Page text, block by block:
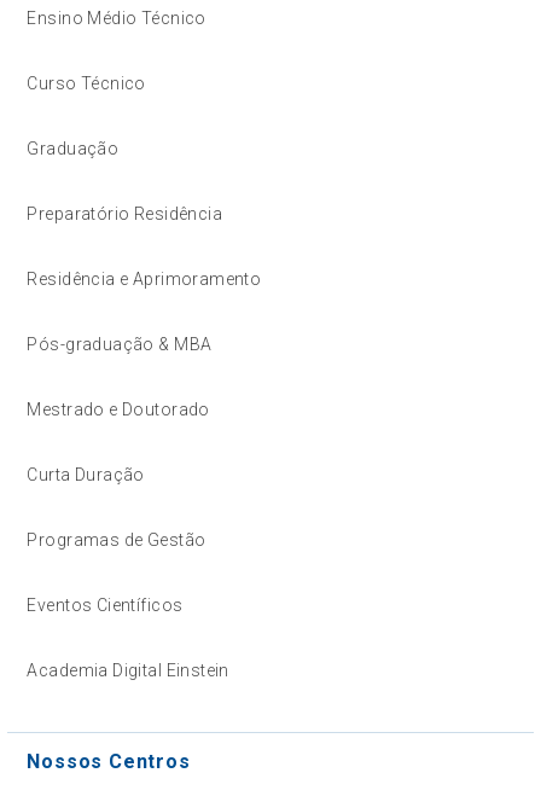
Ensino Médio Técnico
Curso Técnico
Graduação
Preparatório Residência
Residência e Aprimoramento
Pós-graduação & MBA
Mestrado e Doutorado
Curta Duração
Programas de Gestão
Eventos Científicos
Academia Digital Einstein
Nossos Centros